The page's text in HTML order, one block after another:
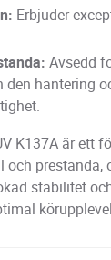
Erbjuder
Avsedd
den hantering
K137A är ett
prestanda,
stabilitet